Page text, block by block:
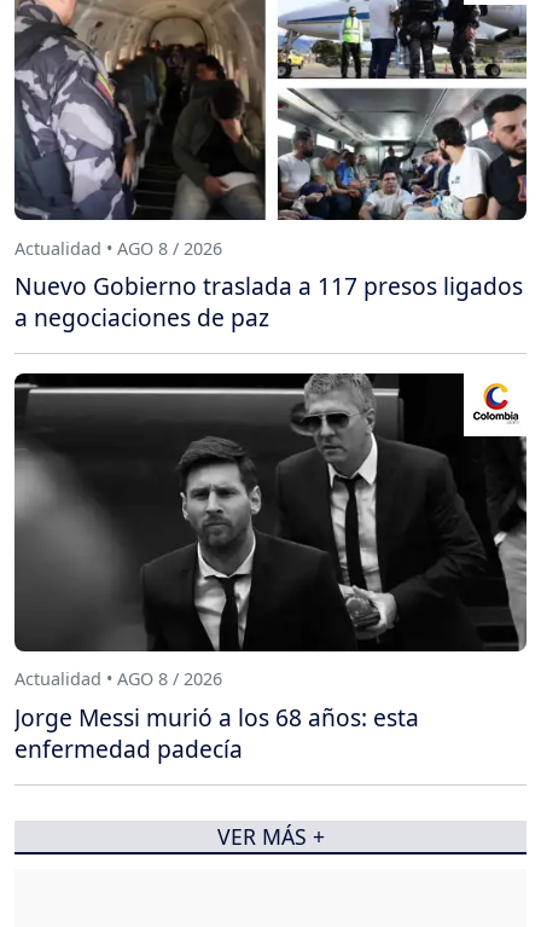
Actualidad • AGO 8 / 2026
Nuevo Gobierno traslada a 117 presos ligados
a negociaciones de paz
Actualidad • AGO 8 / 2026
Jorge Messi murió a los 68 años: esta
enfermedad padecía
VER MÁS +